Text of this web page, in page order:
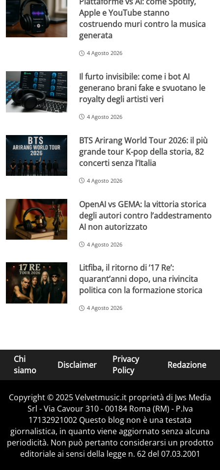
Apple e YouTube stanno
costruendo muri contro la musica
generata
4 Agosto 2026
Il furto invisibile: come i bot AI
generano brani fake e svuotano le
royalty degli artisti veri
4 Agosto 2026
BTS Arirang World Tour 2026: il più
grande tour K-pop della storia, 82
concerti senza l’Italia
4 Agosto 2026
OpenAI vs GEMA: la vittoria storica
degli autori contro l’addestramento
AI non autorizzato
4 Agosto 2026
Litfiba, il ritorno di ’17 Re’:
quarant’anni dopo, una rivincita
politica con la formazione storica
4 Agosto 2026
Chi
siamo
Disclaimer
Privacy
Policy
Redazione
Copyright © 2025 Velvetmusic.it proprietà di Jws Media
Srl - Via Cavour 310 - 00184 Roma (RM) - P.Iva
17132921002 Questo blog non è una testata
giornalistica, in quanto viene aggiornato senza alcuna
periodicità. Non può pertanto considerarsi un prodotto
editoriale ai sensi della legge n. 62 del 07.03.2001